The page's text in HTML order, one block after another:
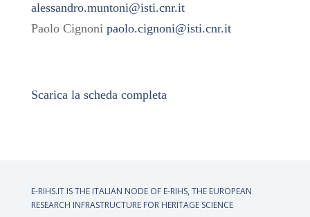
alessandro.muntoni@isti.cnr.it
Paolo Cignoni paolo.cignoni@isti.cnr.it
Scarica la scheda completa
E-RIHS.IT IS THE ITALIAN NODE OF E-RIHS, THE EUROPEAN
RESEARCH INFRASTRUCTURE FOR HERITAGE SCIENCE